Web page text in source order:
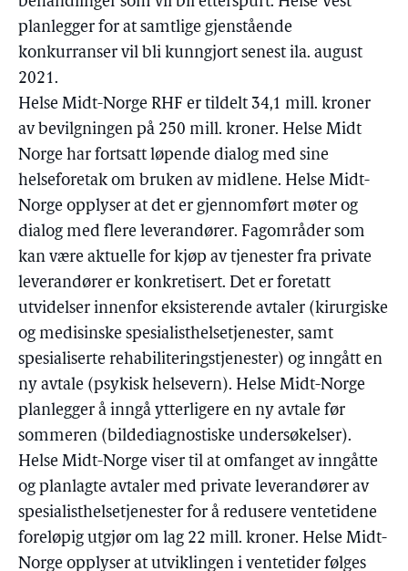
planlegger for at samtlige gjenstående
konkurranser vil bli kunngjort senest ila. august
2021.
Helse Midt-Norge RHF er tildelt 34,1 mill. kroner
av bevilgningen på 250 mill. kroner. Helse Midt
Norge har fortsatt løpende dialog med sine
helseforetak om bruken av midlene. Helse Midt-
Norge opplyser at det er gjennomført møter og
dialog med flere leverandører. Fagområder som
kan være aktuelle for kjøp av tjenester fra private
leverandører er konkretisert. Det er foretatt
utvidelser innenfor eksisterende avtaler (kirurgiske
og medisinske spesialisthelsetjenester, samt
spesialiserte rehabiliteringstjenester) og inngått en
ny avtale (psykisk helsevern). Helse Midt-Norge
planlegger å inngå ytterligere en ny avtale før
sommeren (bildediagnostiske undersøkelser).
Helse Midt-Norge viser til at omfanget av inngåtte
og planlagte avtaler med private leverandører av
spesialisthelsetjenester for å redusere ventetidene
foreløpig utgjør om lag 22 mill. kroner. Helse Midt-
Norge opplyser at utviklingen i ventetider følges